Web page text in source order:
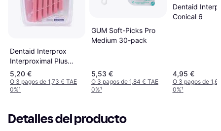
Dentaid Interprox
Interproximal Plus
Nano 6
5,20 €
O 3 pagos de 1,73 € TAE
0%¹
GUM Soft-Picks Pro
Medium 30-pack
5,53 €
O 3 pagos de 1,84 € TAE
0%¹
Dentaid
Conical 6
4,95 €
O 3 pagos de
0%¹
Detalles del producto